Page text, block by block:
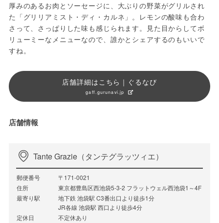
厚みのあるお肉とソーセージに、大ぶりの野菜がグリルされ
た「グリリアミスト・ディ・カルネ」。レモンの酸味も合わ
さって、さっぱりした味も感じられます。見た目からしてボ
リューミーなメニューなので、誰かとシェアするのもいいで
すね。
店舗詳細はこちら｜ぐるなび
gaff.gurunavi.jp
店舗情報
Tante Grazie（タンテグラッツィエ）
郵便番号
〒171-0021
住所
東京都豊島区西池袋5-3-2 フラットウェル西池袋1～4F
最寄り駅
地下鉄 池袋駅 C3番出口より徒歩1分
JR各線 池袋駅 西口より徒歩4分
定休日
不定休あり